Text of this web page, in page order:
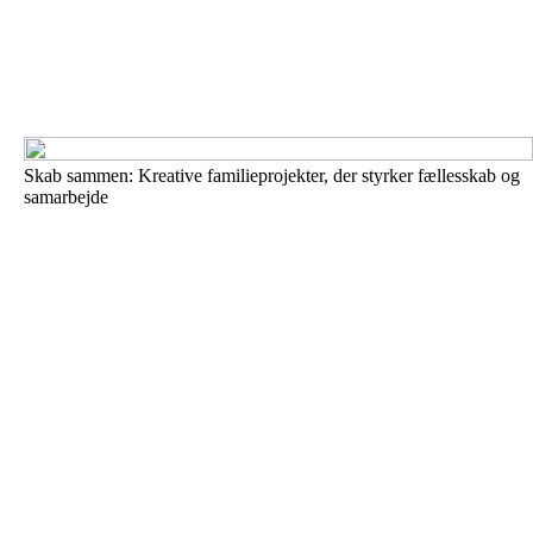
Skab sammen: Kreative familieprojekter, der styrker fællesskab og
samarbejde